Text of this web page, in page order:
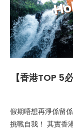
【香港TOP 5
假期唔想再淨係留
挑戰自我！ 其實香